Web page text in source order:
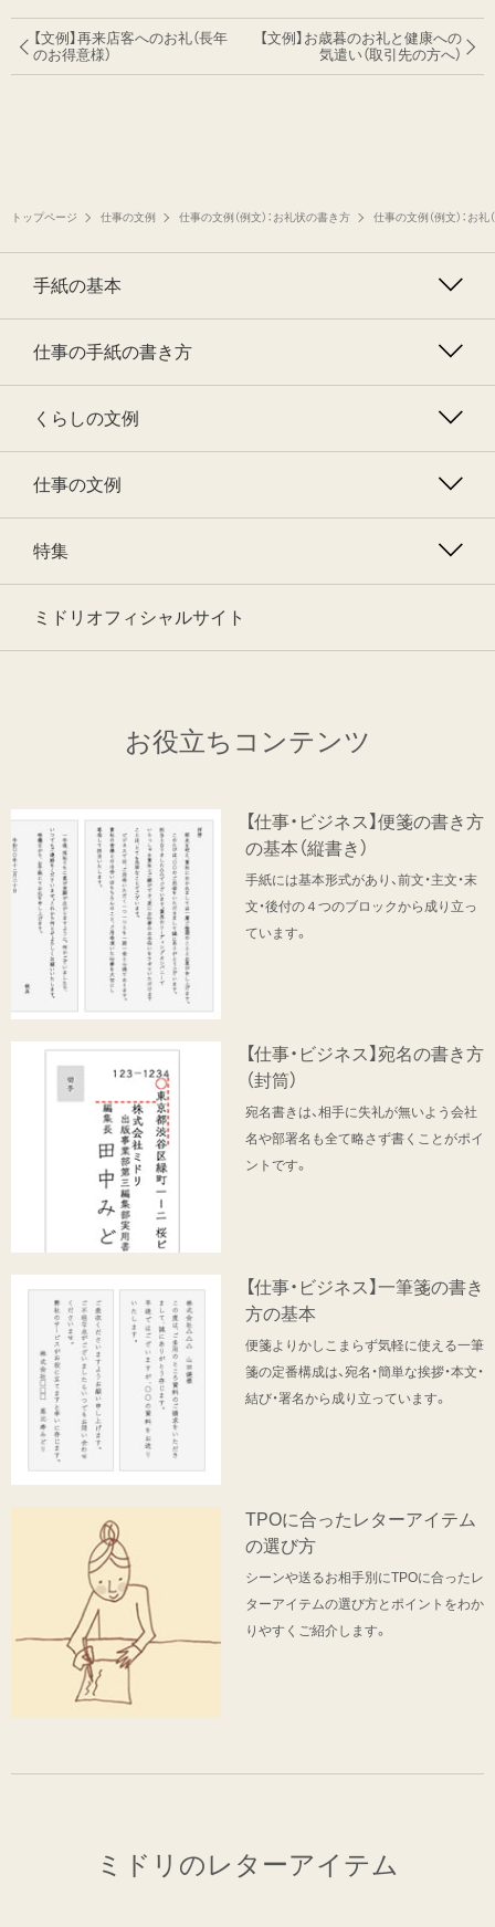
【文例】再来店客へのお礼（長年
のお得意様）
【文例】お歳暮のお礼と健康への
気遣い（取引先の方へ）
トップページ 仕事の文例 仕事の文例（例文）：お礼状の書き方 仕事の文例（例文）：お礼
手紙の基本
仕事の手紙の書き方
くらしの文例
仕事の文例
特集
ミドリオフィシャルサイト
お役立ちコンテンツ
【仕事・ビジネス】便箋の書き方
の基本（縦書き）
手紙には基本形式があり、前文・主文・末
文・後付の４つのブロックから成り立っ
ています。
【仕事・ビジネス】宛名の書き方
（封筒）
宛名書きは、相手に失礼が無いよう会社
名や部署名も全て略さず書くことがポイ
ントです。
【仕事・ビジネス】一筆箋の書き
方の基本
便箋よりかしこまらず気軽に使える一筆
箋の定番構成は、宛名・簡単な挨拶・本文・
結び・署名から成り立っています。
TPOに合ったレターアイテム
の選び方
シーンや送るお相手別にTPOに合ったレ
ターアイテムの選び方とポイントをわか
りやすくご紹介します。
ミドリのレターアイテム